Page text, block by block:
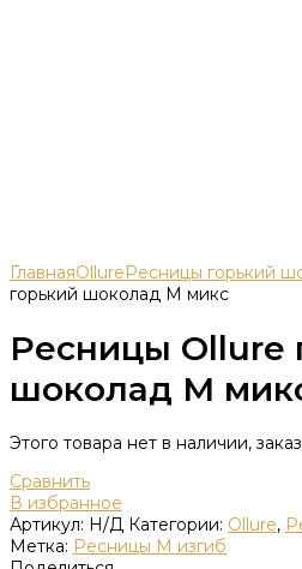
ГлавнаяOllureРесницы горький
горький шоколад M микс
Ресницы Ollure
шоколад M
Этого товара нет в наличии,
Сравнить
В избранное
Артикул: Н/Д Категории: Ollure,
Метка: Ресницы M изгиб